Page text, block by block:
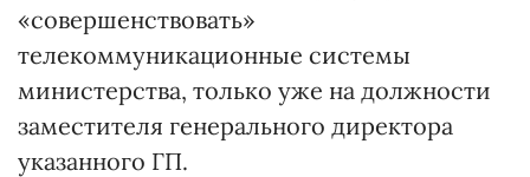
«совершенствовать»
телекоммуникационные системы
министерства, только уже на должности
заместителя генерального директора
указанного ГП.